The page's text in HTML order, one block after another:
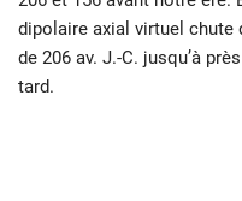
dipolaire axial virtuel chute
de 206 av. J.-C. jusqu’à
tard.